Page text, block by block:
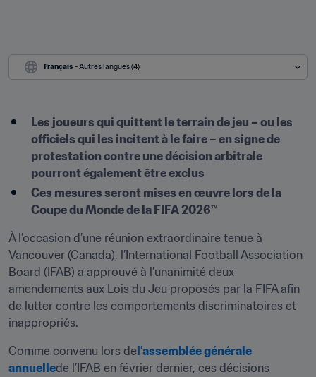
Français - Autres langues (4)
Les joueurs qui quittent le terrain de jeu – ou les
officiels qui les incitent à le faire – en signe de
protestation contre une décision arbitrale
pourront également être exclus
Ces mesures seront mises en œuvre lors de la
Coupe du Monde de la FIFA 2026™
À l’occasion d’une réunion extraordinaire tenue à
Vancouver (Canada), l’International Football Association
Board (IFAB) a approuvé à l’unanimité deux
amendements aux Lois du Jeu proposés par la FIFA afin
de lutter contre les comportements discriminatoires et
inappropriés.
Comme convenu lors de l’assemblée générale
annuellede l’IFAB en février dernier, ces décisions